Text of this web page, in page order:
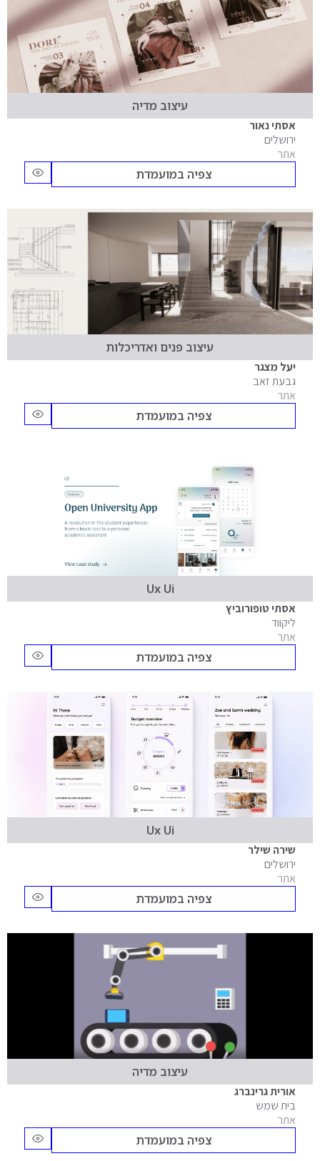
עיצוב מדיה
אסתי נאור
ירושלים
אתר
צפיה במועמדת
עיצוב פנים ואדריכלות
יעל מצגר
גבעת זאב
אתר
צפיה במועמדת
Ux Ui
אסתי טופורוביץ
ליקווד
אתר
צפיה במועמדת
Ux Ui
שירה שילר
ירושלים
אתר
צפיה במועמדת
עיצוב מדיה
אורית גרינברג
בית שמש
אתר
צפיה במועמדת